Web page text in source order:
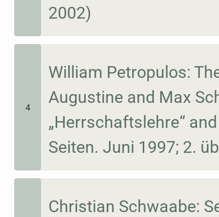
2002)
4
William Petropulos:
Augustine and Max
„Herrschaftslehre“
Seiten. Juni 1997; 2.
Christian Schwaabe: